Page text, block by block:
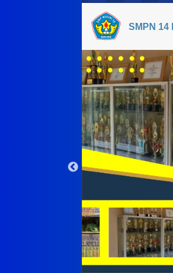
SMPN 14